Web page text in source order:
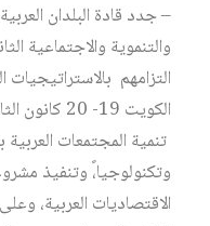
– جدد قادة البلدان
والتنموية والاجتماعية
التزامهم بالاستراتيجيات
تنمية المجتمعات
وتكنولوجيا،ً وتنفيذ
الاقتصاديات العربية،